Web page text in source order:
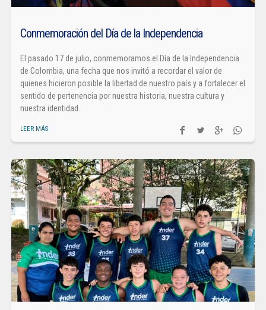
Conmemoración del Día de la Independencia
El pasado 17 de julio, conmemoramos el Día de la Independencia
de Colombia, una fecha que nos invitó a recordar el valor de
quienes hicieron posible la libertad de nuestro país y a fortalecer el
sentido de pertenencia por nuestra historia, nuestra cultura y
nuestra identidad.
LEER MÁS